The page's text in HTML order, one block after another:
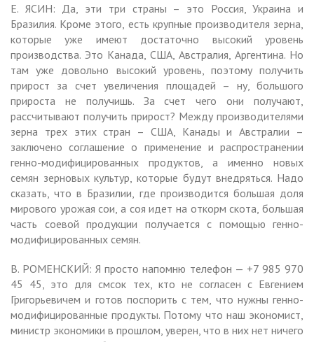
Е. ЯСИН: Да, эти три страны – это Россия, Украина и
Бразилия. Кроме этого, есть крупные производителя зерна,
которые уже имеют достаточно высокий уровень
производства. Это Канада, США, Австралия, Аргентина. Но
там уже довольно высокий уровень, поэтому получить
прирост за счет увеличения площадей – ну, большого
прироста не получишь. За счет чего они получают,
рассчитывают получить прирост? Между производителями
зерна трех этих стран – США, Канады и Австралии –
заключено соглашение о применение и распространении
генно-модифицированных продуктов, а именно новых
семян зерновых культур, которые будут внедряться. Надо
сказать, что в Бразилии, где производится большая доля
мирового урожая сои, а соя идет на откорм скота, большая
часть соевой продукции получается с помощью генно-
модифицированных семян.
В. РОМЕНСКИЙ: Я просто напомню телефон — +7 985 970
45 45, это для смсок тех, кто не согласен с Евгением
Григорьевичем и готов поспорить с тем, что нужны генно-
модифицированные продукты. Потому что наш экономист,
министр экономики в прошлом, уверен, что в них нет ничего